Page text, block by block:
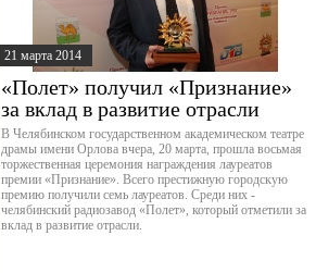
21 марта 2014
«Полет» получил «Признание»
за вклад в развитие отрасли
В Челябинском государственном академическом театре
драмы имени Орлова вчера, 20 марта, прошла восьмая
торжественная церемония награждения лауреатов
премии «Признание». Всего престижную городскую
премию получили семь лауреатов. Среди них -
челябинский радиозавод «Полет», который отметили за
вклад в развитие отрасли.